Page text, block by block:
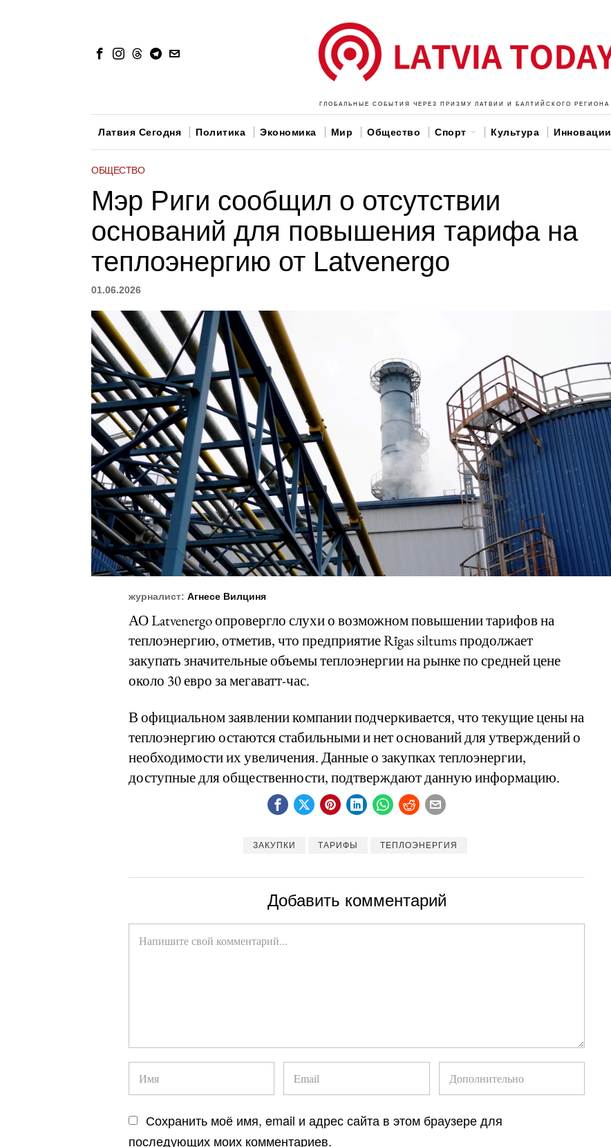
ГЛОБАЛЬНЫЕ СОБЫТИЯ ЧЕРЕЗ ПРИЗМУ ЛАТВИИ И БАЛТИЙСКОГО РЕГИОНА
Латвия Сегодня Политика Экономика Мир Общество Спорт Культура Инновации
ОБЩЕСТВО
Мэр Риги сообщил о отсутствии
оснований для повышения тарифа на
теплоэнергию от Latvenergo
01.06.2026
журналист: Агнесе Вилциня
АО Latvenergo опровергло слухи о возможном повышении тарифов на
теплоэнергию, отметив, что предприятие Rīgas siltums продолжает
закупать значительные объемы теплоэнергии на рынке по средней цене
около 30 евро за мегаватт-час.
В официальном заявлении компании подчеркивается, что текущие цены на
теплоэнергию остаются стабильными и нет оснований для утверждений о
необходимости их увеличения. Данные о закупках теплоэнергии,
доступные для общественности, подтверждают данную информацию.
ЗАКУПКИ ТАРИФЫ ТЕПЛОЭНЕРГИЯ
Добавить комментарий
Сохранить моё имя, email и адрес сайта в этом браузере для
последующих моих комментариев.